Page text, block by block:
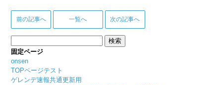
前の記事へ 一覧へ 次の記事へ
索:
固定ページ
onsen
TOPページテスト
ゲレンデ速報共通更新用